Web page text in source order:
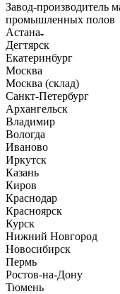
Завод-производитель
промышленных полов
Астана
Дегтярск
Екатеринбург
Москва
Москва (склад)
Санкт-Петербург
Архангельск
Владимир
Вологда
Иваново
Иркутск
Казань
Киров
Краснодар
Красноярск
Курск
Нижний Новгород
Новосибирск
Пермь
Ростов-на-Дону
Тюмень